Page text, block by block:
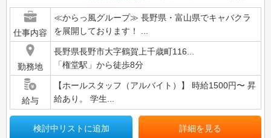
仕事内容
≪からっ風グループ≫ 長野県・富山県でキャバクラ
を展開しております！ ...
勤務地
長野県長野市大字鶴賀上千歳町116...
「権堂駅」から徒歩8分
給与
【ホールスタッフ（アルバイト）】 時給1500円〜 昇
給あり。 学生...
検討中リストに追加 詳細を見る